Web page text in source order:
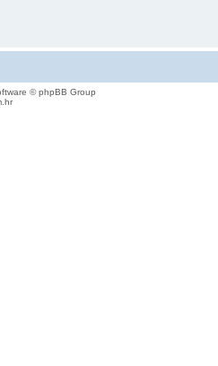
© phpBB Group